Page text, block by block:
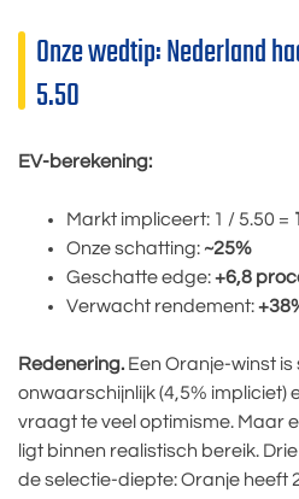
Onze wedtip: Nederland
5.50
EV-berekening:
Markt impliceert: 1 / 5.50 =
Onze schatting:~25%
Geschatte edge:+6,8
Verwacht rendement:
Redenering. Een Oranje-winst
onwaarschijnlijk (4,5% impliciet)
vraagt te veel optimisme. Maar
ligt binnen realistisch bereik.
de selectie-diepte: Oranje heeft